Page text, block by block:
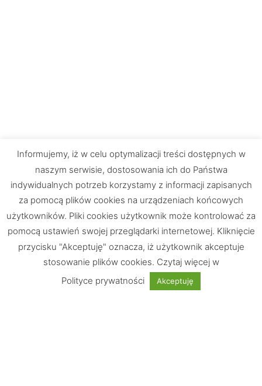
Chętnie odpowiemy na Wasze pytania
Informujemy, iż w celu optymalizacji treści dostępnych w
naszym serwisie, dostosowania ich do Państwa
indywidualnych potrzeb korzystamy z informacji zapisanych
za pomocą plików cookies na urządzeniach końcowych
użytkowników. Pliki cookies użytkownik może kontrolować za
pomocą ustawień swojej przeglądarki internetowej. Kliknięcie
przycisku "Akceptuję" oznacza, iż użytkownik akceptuje
stosowanie plików cookies. Czytaj więcej w
Polityce prywatności
Akceptuję